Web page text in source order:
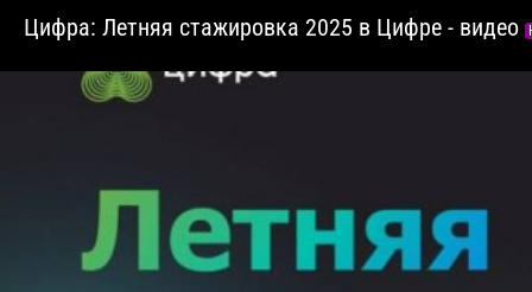
Цифра: Летняя стажировка 2025 в Цифре - видео